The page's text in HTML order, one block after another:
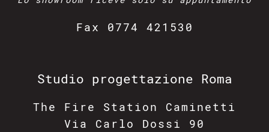
Fax 0774 421530
Studio progettazione Roma
The Fire Station Caminetti
Via Carlo Dossi 90